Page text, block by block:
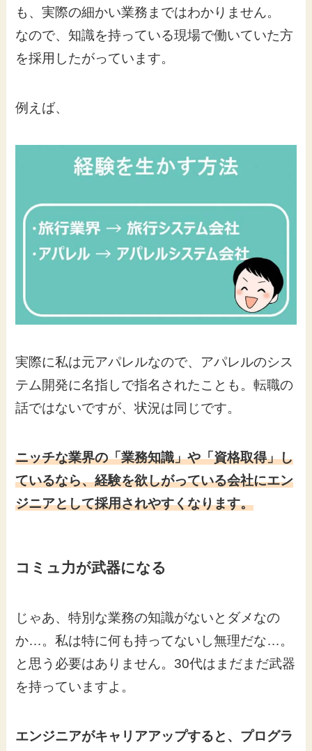
も、実際の細かい業務まではわかりません。
なので、知識を持っている現場で働いていた方
を採用したがっています。
例えば、
実際に私は元アパレルなので、アパレルのシス
テム開発に名指しで指名されたことも。転職の
話ではないですが、状況は同じです。
ニッチな業界の「業務知識」や「資格取得」し
ているなら、経験を欲しがっている会社にエン
ジニアとして採用されやすくなります。
コミュ力が武器になる
じゃあ、特別な業務の知識がないとダメなの
か…。私は特に何も持ってないし無理だな…。
と思う必要はありません。30代はまだまだ武器
を持っていますよ。
エンジニアがキャリアアップすると、プログラ